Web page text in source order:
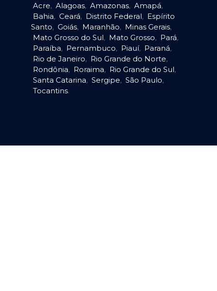
Acre, Alagoas, Amazonas, Amapá,
Bahia, Ceará, Distrito Federal, Espírito
Santo, Goiás, Maranhão, Minas Gerais,
Mato Grosso do Sul, Mato Grosso, Pará,
Paraíba, Pernambuco, Piauí, Paraná,
Rio de Janeiro, Rio Grande do Norte,
Rondônia, Roraima, Rio Grande do Sul,
Santa Catarina, Sergipe, São Paulo,
Tocantins.